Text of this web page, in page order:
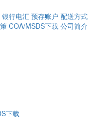
银行电汇 预存账户 配送方式
COA/MSDS下载 公司简介
下载